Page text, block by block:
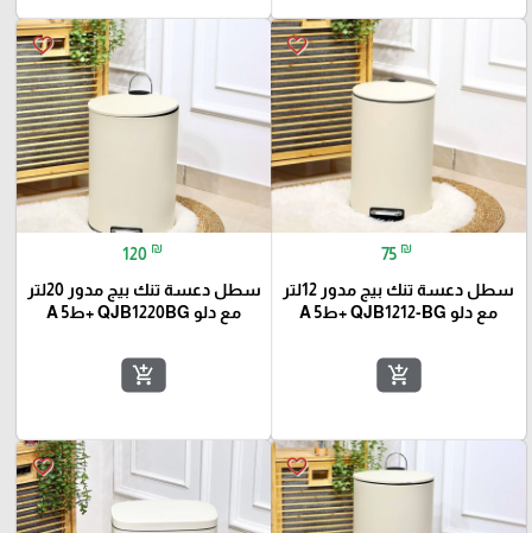
favorite_border
75 ₪
سطل دعسة تنك بيج مدور 12لتر
مع دلو QJB1212-BG +ط5 A
add_shopping_cart
favorite_border
120 ₪
سطل دعسة تنك بيج مدور 20لتر
مع دلو QJB1220BG +ط5 A
add_shopping_cart
favorite_border
favorite_border